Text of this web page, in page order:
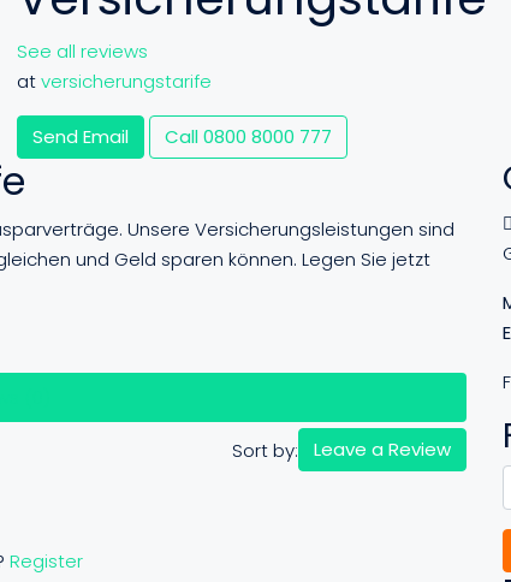
See all reviews
atversicherungstarife
Send Email Call 0800 8000 777
Unsere Versicherungsleistungen sind
und Geld sparen können. Legen Sie jetzt
Sort by: Leave a Review
Register